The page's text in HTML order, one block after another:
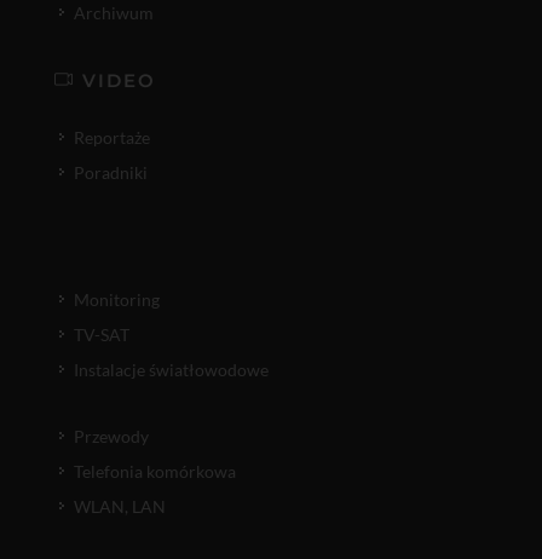
Archiwum
VIDEO
Reportaże
Poradniki
Monitoring
TV-SAT
Instalacje światłowodowe
Przewody
Telefonia komórkowa
WLAN, LAN